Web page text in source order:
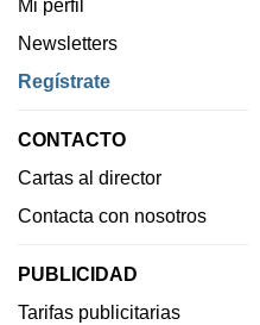
Mi perfil
Newsletters
Regístrate
CONTACTO
Cartas al director
Contacta con nosotros
PUBLICIDAD
Tarifas publicitarias